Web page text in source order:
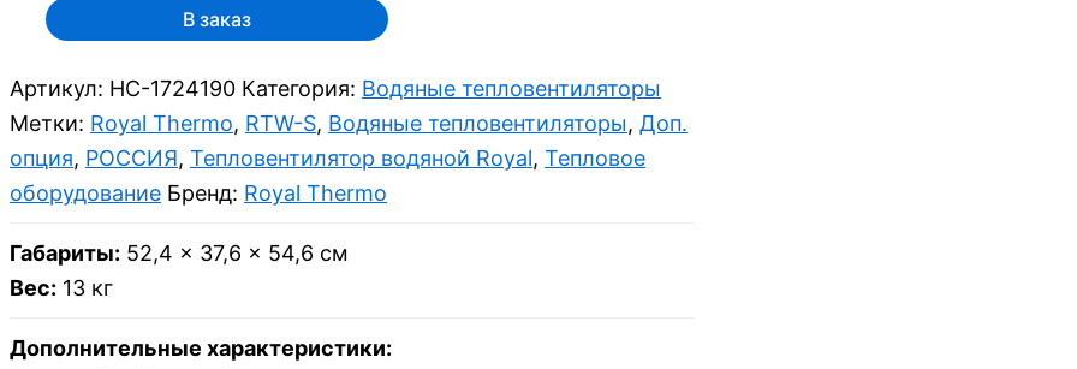
В заказ
Артикул: НС-1724190 Категория: Водяные тепловентиляторы
Метки: Royal Thermo, RTW-S, Водяные тепловентиляторы, Доп.
опция, РОССИЯ, Тепловентилятор водяной Royal, Тепловое
оборудование Бренд: Royal Thermo
Габариты: 52,4 × 37,6 × 54,6 см
Вес: 13 кг
Дополнительные характеристики: